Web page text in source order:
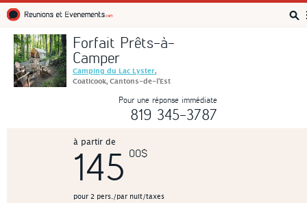
Forfait Prêts-à-
Camper
Camping du Lac Lyster,
Coaticook, Cantons-de-l'Est
Pour une réponse immédiate
819 345-3787
à partir de
145 00$
pour 2 pers./par nuit/taxes